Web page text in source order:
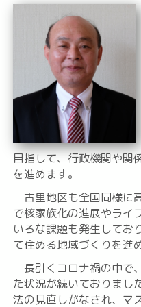
目指して、行政機関や関
を進めます。
古里地区も全国同様に
で核家族化の進展やライ
いろな課題も発生してお
て住める地域づくりを進
長引くコロナ禍の中で
た状況が続いておりまし
法の見直しがなされ、マ